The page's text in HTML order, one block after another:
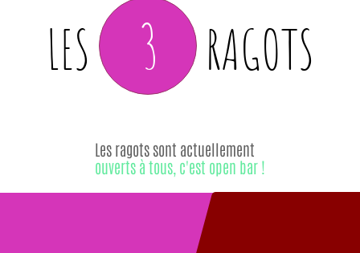
LES 3 RAGOTS
Les ragots sont actuellement
ouverts à tous, c'est open bar !